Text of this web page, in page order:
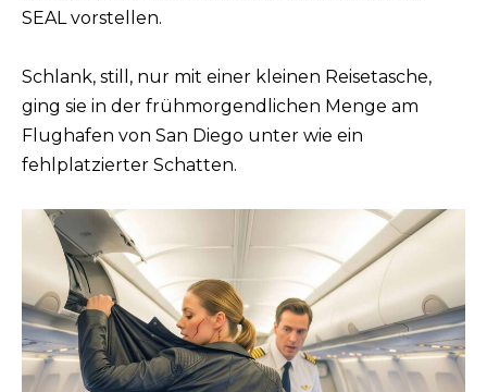
SEAL vorstellen.
Schlank, still, nur mit einer kleinen Reisetasche,
ging sie in der frühmorgendlichen Menge am
Flughafen von San Diego unter wie ein
fehlplatzierter Schatten.